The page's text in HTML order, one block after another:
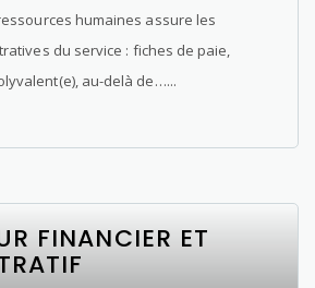
humaines assure les
du service : fiches de paie,
au-delà de…...
FINANCIER ET